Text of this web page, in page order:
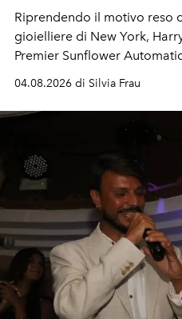
Riprendendo il motivo reso
gioielliere di New York,
Premier Sunflower
04.08.2026 di Silvia Frau